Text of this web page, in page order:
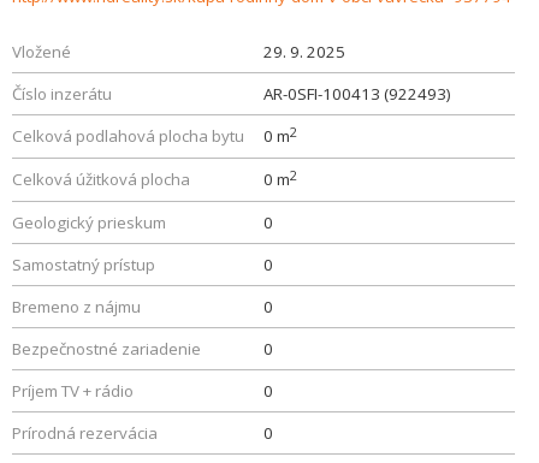
Vložené
29. 9. 2025
Číslo inzerátu
AR-0SFI-100413 (922493)
Celková podlahová plocha bytu
0 m2
Celková úžitková plocha 0 m2
Geologický prieskum
0
Samostatný prístup
0
Bremeno z nájmu
0
Bezpečnostné zariadenie
0
Príjem TV + rádio
0
Prírodná rezervácia
0